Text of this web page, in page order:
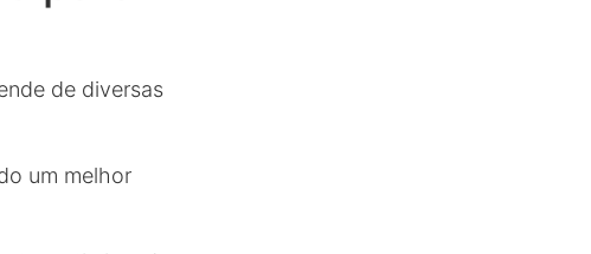
de diversas
um melhor